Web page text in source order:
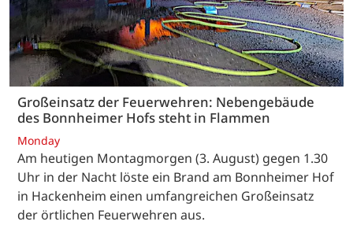
Großeinsatz der Feuerwehren: Nebengebäude
des Bonnheimer Hofs steht in Flammen
Monday
Am heutigen Montagmorgen (3. August) gegen 1.30
Uhr in der Nacht löste ein Brand am Bonnheimer Hof
in Hackenheim einen umfangreichen Großeinsatz
der örtlichen Feuerwehren aus.